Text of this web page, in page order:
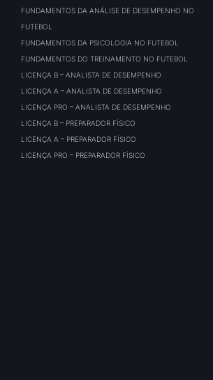
FUNDAMENTOS DA ANÁLISE DE DESEMPENHO NO
FUTEBOL
FUNDAMENTOS DA PSICOLOGIA NO FUTEBOL
FUNDAMENTOS DO TREINAMENTO NO FUTEBOL
LICENÇA B – ANALISTA DE DESEMPENHO
LICENÇA A – ANALISTA DE DESEMPENHO
LICENÇA PRO – ANALISTA DE DESEMPENHO
LICENÇA B – PREPARADOR FÍSICO
LICENÇA A – PREPARADOR FÍSICO
LICENÇA PRO – PREPARADOR FÍSICO